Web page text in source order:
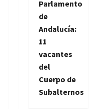
Parlamento
de
Andalucía:
11
vacantes
del
Cuerpo de
Subalternos